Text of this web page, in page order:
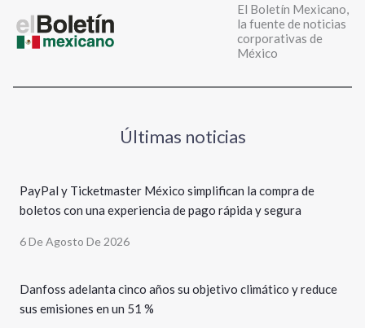
El Boletín Mexicano,
la fuente de noticias
corporativas de
México
Últimas noticias
PayPal y Ticketmaster México simplifican la compra de
boletos con una experiencia de pago rápida y segura
6 De Agosto De 2026
Danfoss adelanta cinco años su objetivo climático y reduce
sus emisiones en un 51 %